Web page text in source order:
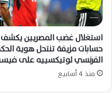
استغلال غضب المصريين يكشف
حسابات مزيفة تنتحل هوية
الفرنسي لوتيكسييه على
منذ 4 أسابيع